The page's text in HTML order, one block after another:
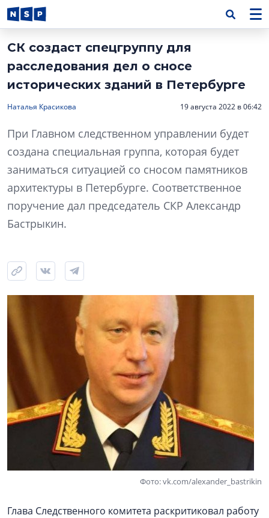
СК создаст спецгруппу для
расследования дел о сносе
исторических зданий в Петербурге
Наталья Красикова 19 августа 2022 в 06:42
При Главном следственном управлении будет
создана специальная группа, которая будет
заниматься ситуацией со сносом памятников
архитектуры в Петербурге. Соответственное
поручение дал председатель СКР Александр
Бастрыкин.
Фото: vk.com/alexander_bastrikin
Глава Следственного комитета раскритиковал работу